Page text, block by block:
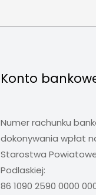
Konto
Numer rachunku
dokonywania wpłat
Starostwa
Podlaskiej:
86 1090 2590 0000